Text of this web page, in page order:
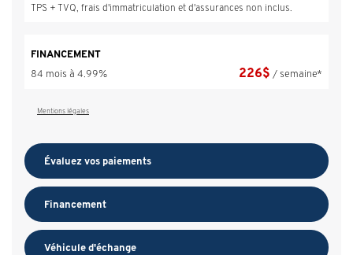
TPS + TVQ, frais d'immatriculation et d'assurances non inclus.
FINANCEMENT
84 mois à 4.99%
226$ / semaine*
Mentions légales
Évaluez vos paiements
Financement
Véhicule d'échange